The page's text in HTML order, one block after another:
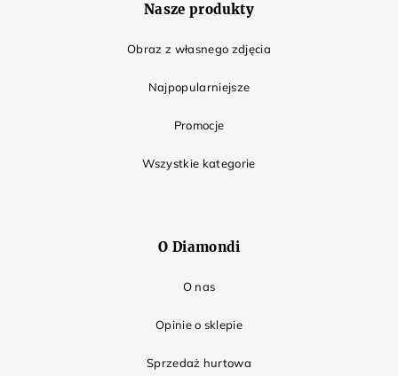
Nasze produkty
Obraz z własnego zdjęcia
Najpopularniejsze
Promocje
Wszystkie kategorie
O Diamondi
O nas
Opinie o sklepie
Sprzedaż hurtowa